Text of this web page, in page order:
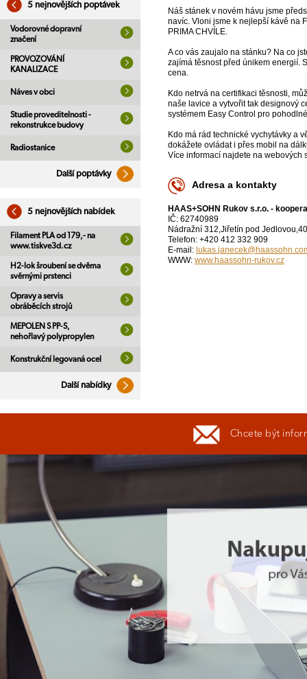
5 nejnovějších poptávek
Vodorovné dopravní
značení
PROVOZOVÁNÍ
KANALIZACE
Náves v obci
Studie proveditelnosti -
rekonstrukce budovy
Radiostanice
Další poptávky
5 nejnovějších nabídek
Filament PLA od 179,- na
www.tiskve3d.cz
H2-lok šroubení se dvěma
svěrnými prstenci
Opravy a servis
obráběcích strojů
MEPOLEN S PP-S,
nehořlavý polypropylen
Konstrukční legovaná ocel
Další nabídky
Náš stánek v novém hávu jsme
navíc. Vloni jsme k nejlepší kávě na
PRIMA CHVÍLE.
A co vás zaujalo na stánku? Na co
zajímá těsnost před únikem energií.
cena.
Kdo netrvá na certifikaci těsnosti,
naše lavice a vytvořit tak designový
systémem Easy Control pro
Kdo má rád technické vychytávky a
dokážete ovládat i přes mobil na
Více informací najdete na webových
Adresa a kontakty
HAAS+SOHN Rukov s.r.o. -
IČ: 62740989
Nádražní 312,Jiřetín pod
Telefon: +420 412 332 909
E-mail:
WWW: www.haassohn-rukov.cz
Chcete být